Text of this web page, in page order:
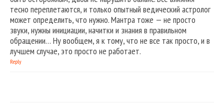
тесно переплетаются, и только опытный ведический астролог
может определить, что нужно. Мантра тоже — не просто
звуки, нужны инициации, начитки и знания в правильном
обращении… Ну вообщем, я к тому, что не все так просто, и в
лучшем случае, это просто не работает.
Reply